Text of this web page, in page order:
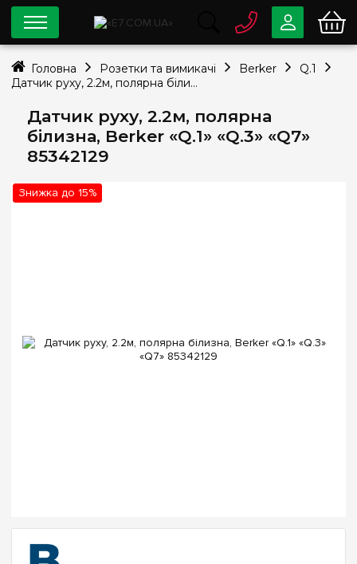
Датчик руху, 2.2м, полярна
білизна, Berker «Q.1» «Q.3» «Q7»
85342129
Знижка до 15%
0 80033-63-07
info@e7.com.ua
044334-79-78
Viber Telegram
Головна Розетки та вимикачі Berker
Q.1
Датчик руху, 2.2м, полярна білизна, Berker «Q.1» «Q.3» «Q7» 85342129